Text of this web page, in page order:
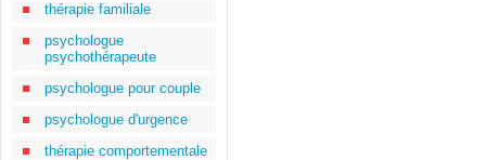
thérapie familiale
psychologue
psychothérapeute
psychologue pour couple
psychologue d'urgence
thérapie comportementale